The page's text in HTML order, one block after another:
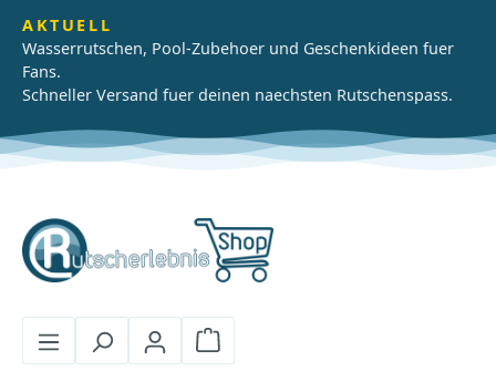
Zum Hauptinhalt springen
AKTUELL
Wasserrutschen, Pool-Zubehoer und Geschenkideen fuer
Fans.
Schneller Versand fuer deinen naechsten Rutschenspass.
Warenkorb enthält 0